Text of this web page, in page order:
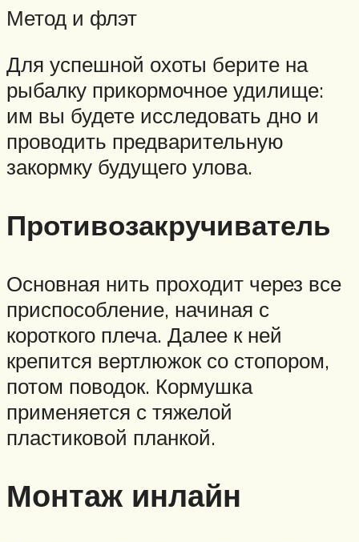
Метод и флэт
Для успешной охоты берите на
рыбалку прикормочное удилище:
им вы будете исследовать дно и
проводить предварительную
закормку будущего улова.
Противозакручиватель
Основная нить проходит через все
приспособление, начиная с
короткого плеча. Далее к ней
крепится вертлюжок со стопором,
потом поводок. Кормушка
применяется с тяжелой
пластиковой планкой.
Монтаж инлайн